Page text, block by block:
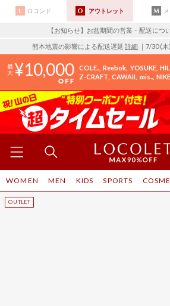
ロコンド アウトレット
【お知らせ】お盆期間の営業・配送につ
熊本地震の影響による配送遅延 詳細 ｜7/30 (
10,000 COLE.. Reebok YOSUKE
Z-CRAFT CAWAII mis.. NIKE
WOMEN MEN KIDS SPORTS COSME